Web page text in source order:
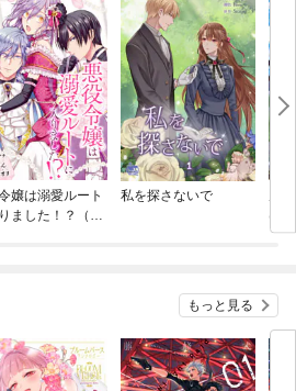
嬢は溺愛ルート
ました！？（コ
私を探さないで
は
溺
もっと見る